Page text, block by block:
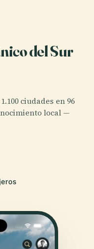
del Sur
ciudades en 96
local —